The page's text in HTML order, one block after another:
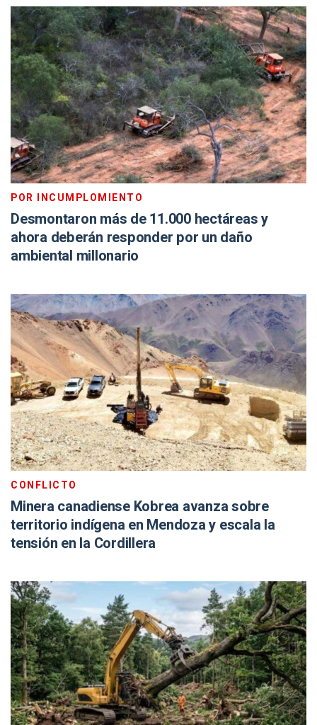
POR INCUMPLOMIENTO
Desmontaron más de 11.000 hectáreas y
ahora deberán responder por un daño
ambiental millonario
CONFLICTO
Minera canadiense Kobrea avanza sobre
territorio indígena en Mendoza y escala la
tensión en la Cordillera